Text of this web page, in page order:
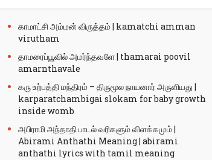
காமாட்சி அம்மன் விருத்தம் | kamatchi amman
virutham
தாமரைப்பூவில் அமர்ந்தவளே | thamarai poovil
amarnthavale
கரு உற்பத்தி மந்திரம் – திருமூல நாயனார் அருளியது |
karparatchambigai slokam for baby growth
inside womb
அபிராமி அந்தாதி பாடல் வரிகளும் விளக்கமும் |
Abirami Anthathi Meaning | abirami
anthathi lyrics with tamil meaning